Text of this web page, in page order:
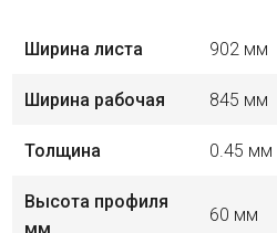
Ширина листа 902 мм
Ширина рабочая 845 мм
Толщина 0.45 мм
Высота профиля
60 мм